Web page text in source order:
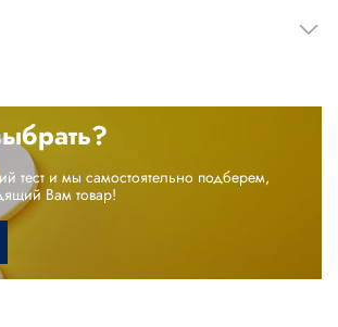
тест и мы самостоятельно подберем,
Вам товар!